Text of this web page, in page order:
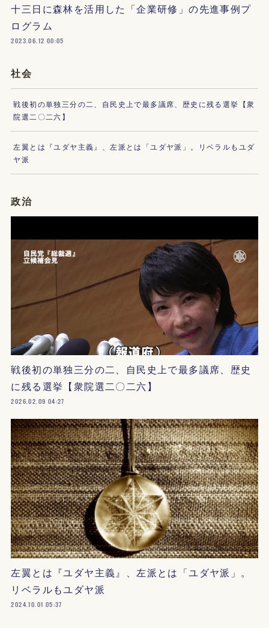
十三日に森林を活用した「企業研修」の先進事例プ
ログラム
2023.06.12 00:05
社会
戦後初の単独三分の二、自民史上で最多議席、歴史に残る選挙【衆
院選二〇二六】
左翼とは『ユダヤ主義』、左派とは「ユダヤ派」。リベラルもユダ
ヤ派
政治
戦後初の単独三分の二、自民史上で最多議席、歴史
に残る選挙【衆院選二〇二六】
2026.02.09 04:27
左翼とは『ユダヤ主義』、左派とは「ユダヤ派」。
リベラルもユダヤ派
2024.10.01 05:37